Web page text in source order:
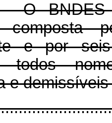
BNDES
composta
e por
todos
e